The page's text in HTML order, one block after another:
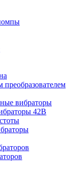
вибраторы
42В